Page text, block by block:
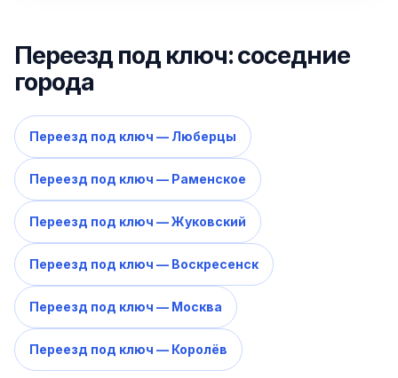
Переезд под ключ: соседние
города
Переезд под ключ — Люберцы
Переезд под ключ — Раменское
Переезд под ключ — Жуковский
Переезд под ключ — Воскресенск
Переезд под ключ — Москва
Переезд под ключ — Королёв